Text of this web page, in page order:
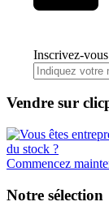
Inscrivez-
Vendre sur
Commencez
Notre sélection